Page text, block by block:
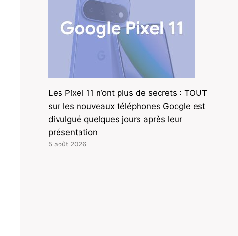
Les Pixel 11 n’ont plus de secrets : TOUT
sur les nouveaux téléphones Google est
divulgué quelques jours après leur
présentation
5 août 2026